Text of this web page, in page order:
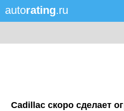
autorating.ru
Cadillac скоро сделает